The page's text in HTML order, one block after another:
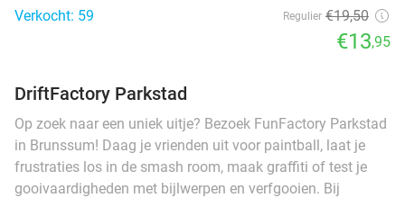
Verkocht: 59
Regulier €19,50
€13,95
DriftFactory Parkstad
Op zoek naar een uniek uitje? Bezoek FunFactory Parkstad
in Brunssum! Daag je vrienden uit voor paintball, laat je
frustraties los in de smash room, maak graffiti of test je
gooivaardigheden met bijlwerpen en verfgooien. Bij